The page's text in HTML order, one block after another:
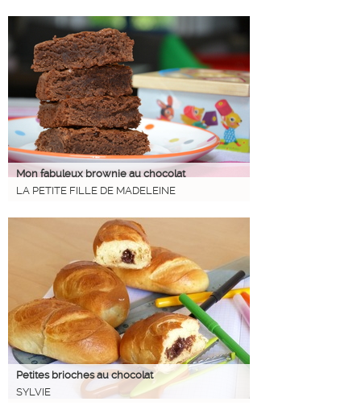
Mon fabuleux brownie au chocolat
LA PETITE FILLE DE MADELEINE
Petites brioches au chocolat
SYLVIE